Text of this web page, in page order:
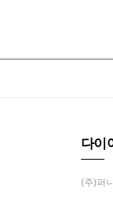
다이
(주)퍼